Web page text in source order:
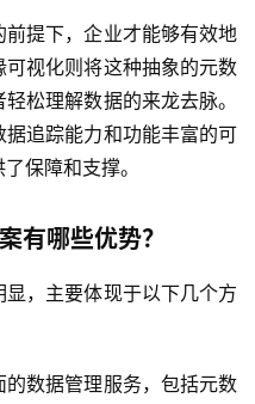
提下，企业才能够有效地
视化则将这种抽象的元数
松理解数据的来龙去脉。
追踪能力和功能丰富的可
保障和支撑。
有哪些优势？
，主要体现于以下几个方
数据管理服务，包括元数